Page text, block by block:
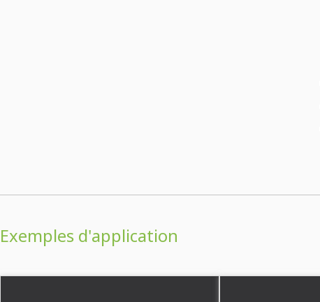
Exemples d'application